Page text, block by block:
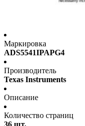
Маркировка
ADS5541IPAPG4
Производитель
Texas Instruments
Описание
Количество страниц